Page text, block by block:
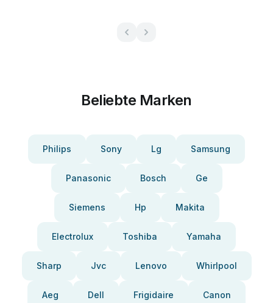
Beliebte Marken
Philips Sony Lg Samsung
Panasonic Bosch Ge
Siemens Hp Makita
Electrolux Toshiba Yamaha
Sharp Jvc Lenovo Whirlpool
Aeg Dell Frigidaire Canon